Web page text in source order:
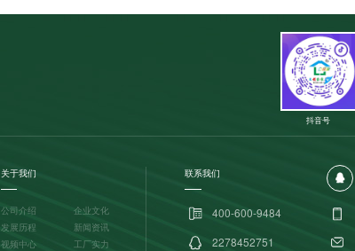
抖音号
关于我们
公司介绍
企业文化
发展历程
新闻资讯
视频中心
工厂实力
联系我们
400-600-9484
2278452751